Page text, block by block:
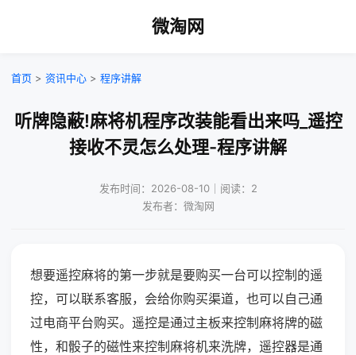
微淘网
首页 > 资讯中心 > 程序讲解
听牌隐蔽!麻将机程序改装能看出来吗_遥控
接收不灵怎么处理-程序讲解
发布时间：2026-08-10｜阅读：2
发布者：微淘网
想要遥控麻将的第一步就是要购买一台可以控制的遥
控，可以联系客服，会给你购买渠道，也可以自己通
过电商平台购买。遥控是通过主板来控制麻将牌的磁
性，和骰子的磁性来控制麻将机来洗牌，遥控器是通